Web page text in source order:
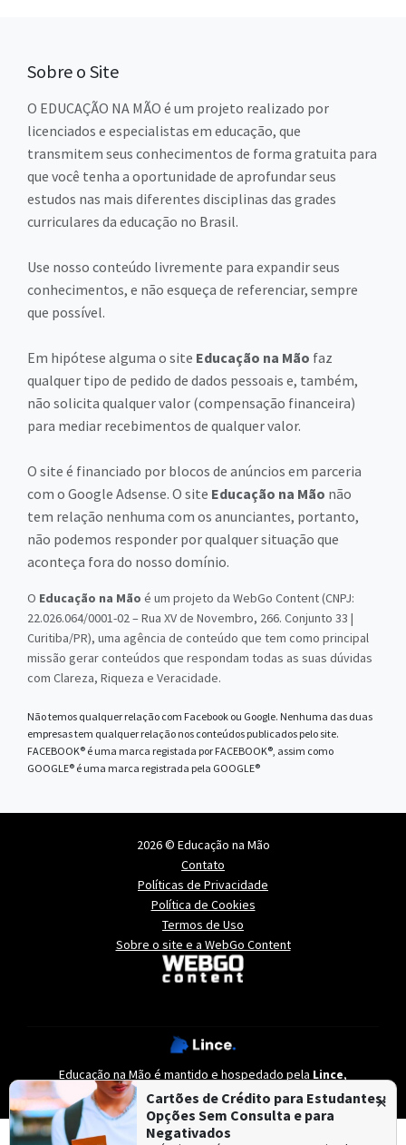
Cartões de Crédito para Estudantes:
Opções Sem Consulta e para
Negativados
×
Sobre o Site
O EDUCAÇÃO NA MÃO é um projeto realizado por
licenciados e especialistas em educação, que
transmitem seus conhecimentos de forma gratuita para
que você tenha a oportunidade de aprofundar seus
estudos nas mais diferentes disciplinas das grades
curriculares da educação no Brasil.
Use nosso conteúdo livremente para expandir seus
conhecimentos, e não esqueça de referenciar, sempre
que possível.
Em hipótese alguma o site Educação na Mão faz
qualquer tipo de pedido de dados pessoais e, também,
não solicita qualquer valor (compensação financeira)
para mediar recebimentos de qualquer valor.
O site é financiado por blocos de anúncios em parceria
com o Google Adsense. O site Educação na Mão não
tem relação nenhuma com os anunciantes, portanto,
não podemos responder por qualquer situação que
aconteça fora do nosso domínio.
O Educação na Mão é um projeto da WebGo Content (CNPJ:
22.026.064/0001-02 – Rua XV de Novembro, 266. Conjunto 33 |
Curitiba/PR), uma agência de conteúdo que tem como principal
missão gerar conteúdos que respondam todas as suas dúvidas
com Clareza, Riqueza e Veracidade.
Não temos qualquer relação com Facebook ou Google. Nenhuma das duas
empresas tem qualquer relação nos conteúdos publicados pelo site.
FACEBOOK® é uma marca registada por FACEBOOK®, assim como
GOOGLE® é uma marca registrada pela GOOGLE®
2026 © Educação na Mão
Contato
Políticas de Privacidade
Política de Cookies
Termos de Uso
Sobre o site e a WebGo Content
Educação na Mão é mantido e hospedado pela Lince,
especialista emcriação de sites ecriação de portais de notícias.